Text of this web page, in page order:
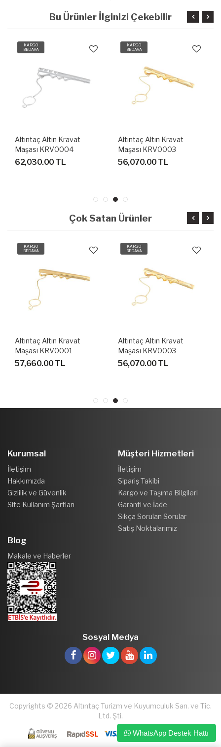
Bu Ürünler İlginizi Çekebilir
KARGO
BEDAVA
Altıntaç Altın Kravat
Maşası KRV0004
62,030.00 TL
KARGO
BEDAVA
Altıntaç Altın Kravat
Maşası KRV0003
56,070.00 TL
Çok Satan Ürünler
KARGO
BEDAVA
Altıntaç Altın Kravat
Maşası KRV0001
57,660.00 TL
KARGO
BEDAVA
Altıntaç Altın Kravat
Maşası KRV0003
56,070.00 TL
Kurumsal
İletişim
Hakkımızda
Gizlilik ve Güvenlik
Site Kullanım Şartları
Müşteri Hizmetleri
İletişim
Sipariş Takibi
Kargo ve Taşıma Bilgileri
Garanti ve İade
Sıkça Sorulan Sorular
Satış Noktalarımız
Blog
Makale ve Haberler
Sosyal Medya
Copyrights © 2026 Altıntaç Turizm ve Kuyumculuk San. ve Tic.
Ltd. Şti.
WhatsApp Destek Hattı